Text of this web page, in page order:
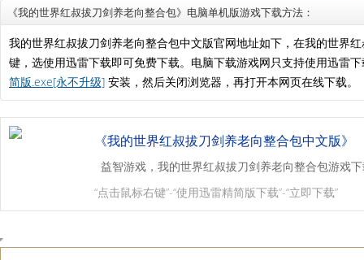
《我的世界红叔拔刀剑养老向整合包》电脑单机版游戏下载方法：
我的世界红叔拔刀剑养老向整合包中文版官网地址如下，在我的世界
键，选使用迅雷下载即可免费下载。电脑下载游戏网只支持使用迅雷
简版.exe[永不升级] 安装，然后关闭浏览器，再打开本网页在线下载。
《我的世界红叔拔刀剑养老向整合包中文版》
益智游戏，我的世界红叔拔刀剑养老向整合包游戏
“点击鼠标右键”-“使用迅雷精简版下载”-“立即下载”